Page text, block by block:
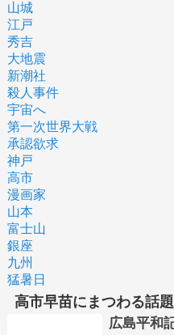
山城
江戸
秀吉
大地震
新潮社
殺人事件
宇宙へ
第一次世界大戦
承認欲求
神戸
高市
漫画家
山本
富士山
銀座
九州
猛暑日
高市早苗にまつわる話
広島平和